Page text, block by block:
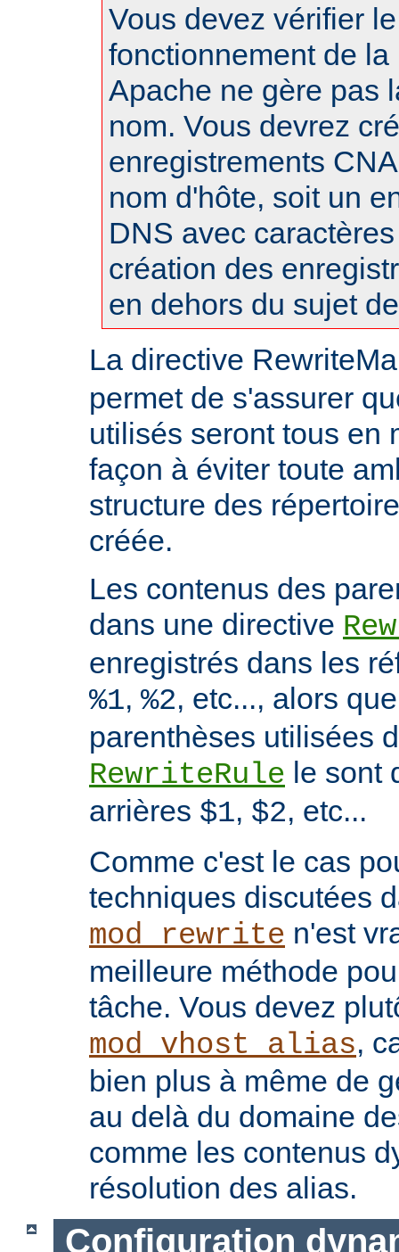
Vous devez vérifier
fonctionnement de
Apache ne gère pas
nom. Vous devrez
enregistrements
nom d'hôte, soit un
DNS avec
création des
en dehors du sujet
La directive
permet de s'assurer
utilisés seront tous en
façon à éviter toute
structure des
créée.
Les contenus des
dans une directive
enregistrés dans les
%1, %2, etc..., alors
parenthèses utilisées
RewriteRule le sont
arrières $1, $2, etc...
Comme c'est le cas
techniques discutées
mod_rewrite n'est
meilleure méthode
tâche. Vous devez
mod_vhost_alias,
bien plus à même de
au delà du domaine
comme les contenus
résolution des alias.
Configuration